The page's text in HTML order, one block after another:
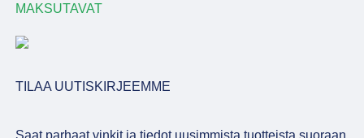
MAKSUTAVAT
TILAA UUTISKIRJEEMME